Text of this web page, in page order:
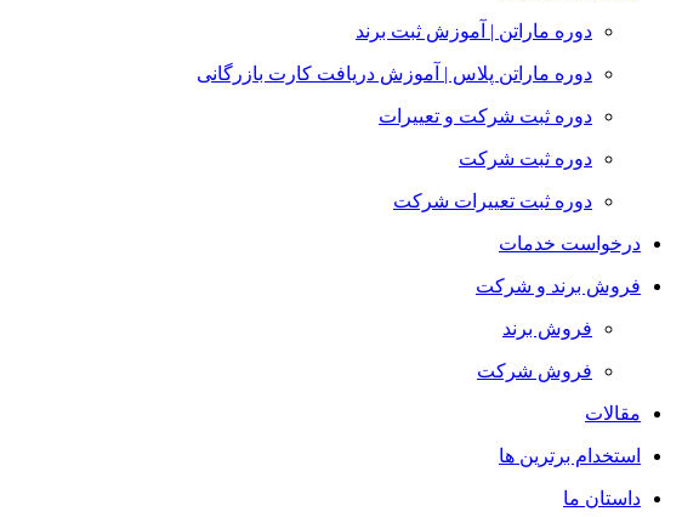
دوره ماراتن | آموزش ثبت برند
دوره ماراتن پلاس | آموزش دریافت کارت بازرگانی
دوره ثبت شرکت و تعییرات
دوره ثبت شرکت
دوره ثبت تعییرات شرکت
درخواست خدمات
فروش برند و شرکت
فروش برند
فروش شرکت
مقالات
استخدام برترین ها
داستان ما